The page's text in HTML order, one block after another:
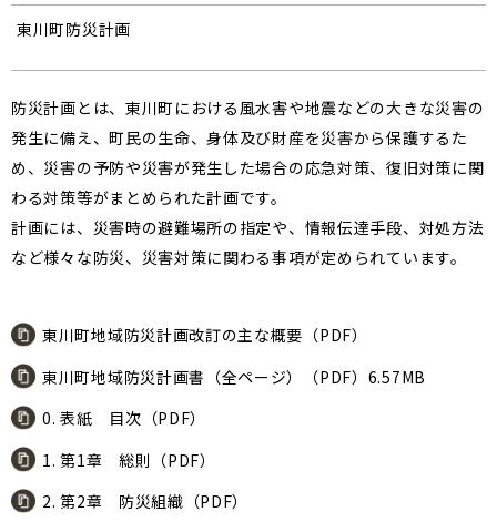
東川町防災計画
防災計画とは、東川町における風水害や地震などの大きな災害の
発生に備え、町民の生命、身体及び財産を災害から保護するた
め、災害の予防や災害が発生した場合の応急対策、復旧対策に関
わる対策等がまとめられた計画です。
計画には、災害時の避難場所の指定や、情報伝達手段、対処方法
など様々な防災、災害対策に関わる事項が定められています。
東川町地域防災計画改訂の主な概要（PDF）
東川町地域防災計画書（全ページ）（PDF）6.57MB
0. 表紙 目次（PDF）
1. 第1章 総則（PDF）
2. 第2章 防災組織（PDF）